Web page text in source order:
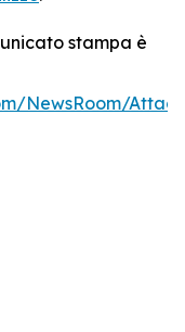
stampa è
NewsRoom/